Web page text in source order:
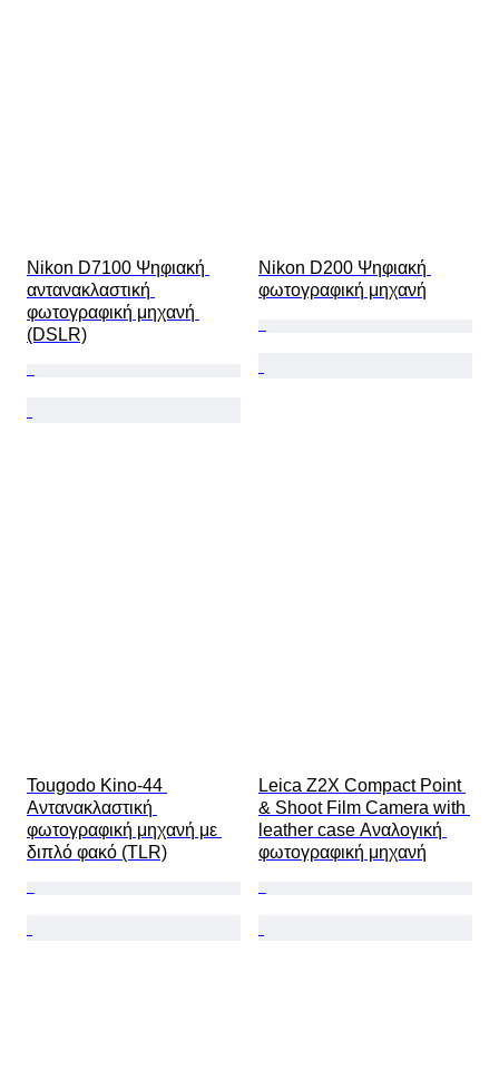
Nikon D7100 Ψηφιακή
αντανακλαστική
φωτογραφική μηχανή
(DSLR)
Nikon D200 Ψηφιακή
φωτογραφική μηχανή
Tougodo Kino-44
Αντανακλαστική
φωτογραφική μηχανή με
διπλό φακό (TLR)
Leica Z2X Compact Point
& Shoot Film Camera with
leather case Αναλογική
φωτογραφική μηχανή